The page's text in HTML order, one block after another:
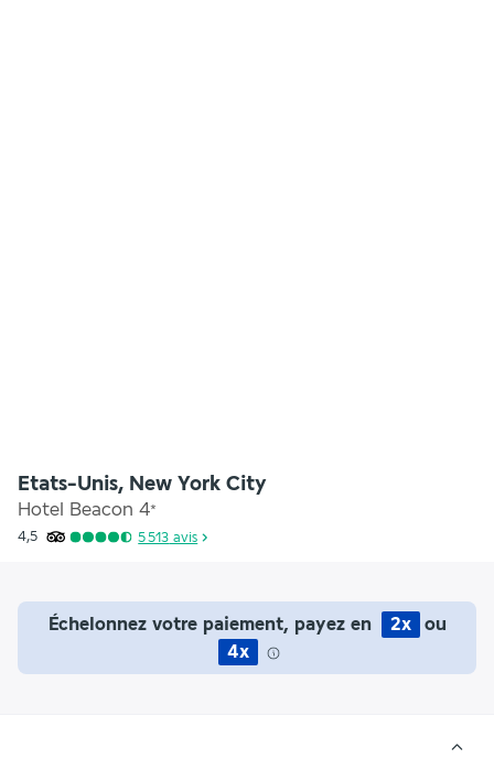
Etats-Unis, New York City
Hotel Beacon 4*
4,5 5 513 avis
Échelonnez votre paiement, payez en 2x
ou
4x